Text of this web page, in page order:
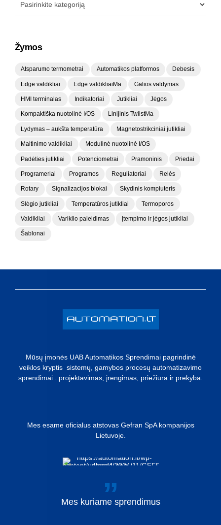
Žymos
Atsparumo termometrai Automatikos platformos Debesis
Edge valdikliai Edge valdikliaiMa Galios valdymas
HMI terminalas Indikatoriai Jutikliai Jėgos
Kompaktiška nuotolinė I/OS Linijinis TwiistMa
Lydymas – aukšta temperatūra Magnetostrikciniai jutikliai
Maitinimo valdikliai Modulinė nuotolinė I/OS
Padėties jutikliai Potenciometrai Pramoninis Priedai
Programeriai Programos Reguliatoriai Relės
Rotary Signalizacijos blokai Skydinis kompiuteris
Slėgio jutikliai Temperatūros jutikliai Termoporos
Valdikliai Variklio paleidimas Įtempimo ir jėgos jutikliai
Šablonai
Mūsų įmonės UAB Automatikos Sprendimai pagrindinė
veiklos kryptis sistemų, gamybos procesų automatizavimo
sprendimai : projektavimas, įrengimas, priežiūra ir prekyba.
Mes esame oficialus atstovas Gefran SpA kompanijos
Lietuvoje.
Mes kuriame sprendimus